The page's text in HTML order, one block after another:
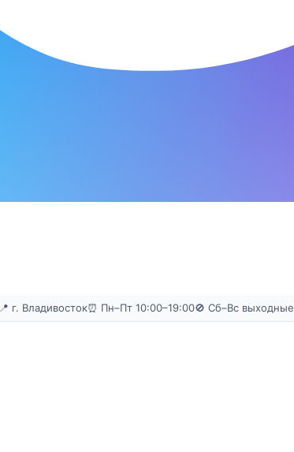
📍 г. Владивосток⏰ Пн–Пт 10:00–19:00🚫 Сб–Вс выходные